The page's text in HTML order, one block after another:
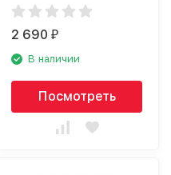
2 690₽
В наличии
Посмотреть